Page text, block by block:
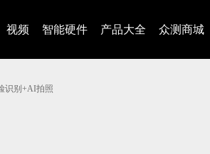
视频 智能硬件 产品大全 众测商城